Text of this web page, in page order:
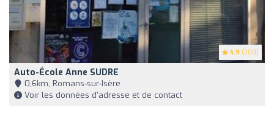
4.9 (200)
Auto-École Anne SUDRE
0,6km, Romans-sur-Isère
Voir les données d'adresse et de contact